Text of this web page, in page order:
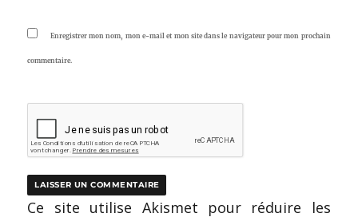
Enregistrer mon nom, mon e-mail et mon site dans le navigateur pour mon prochain
commentaire.
Ce site utilise Akismet pour réduire les